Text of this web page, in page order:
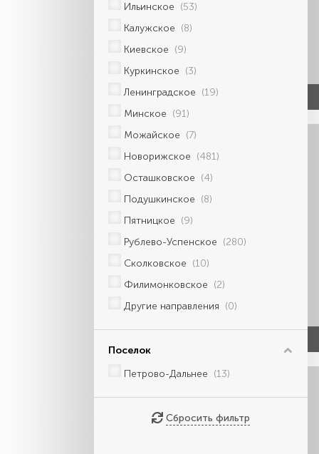
Ильинское (53)
Калужское (8)
Киевское (9)
Куркинское (3)
Ленинградское (19)
Минское (91)
Можайское (7)
Новорижское (481)
Осташковское (4)
Подушкинское (8)
Пятницкое (9)
Рублево-Успенское (280)
Сколковское (10)
Филимонковское (2)
Другие направления (0)
Поселок
Петрово-Дальнее (13)
Сбросить фильтр